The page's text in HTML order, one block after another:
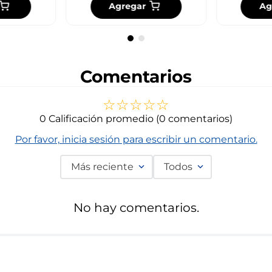
Agregar
Comentarios
☆☆☆☆☆
0 Calificación promedio (0 comentarios)
Por favor, inicia sesión para escribir un comentario.
Más reciente Todos
No hay comentarios.